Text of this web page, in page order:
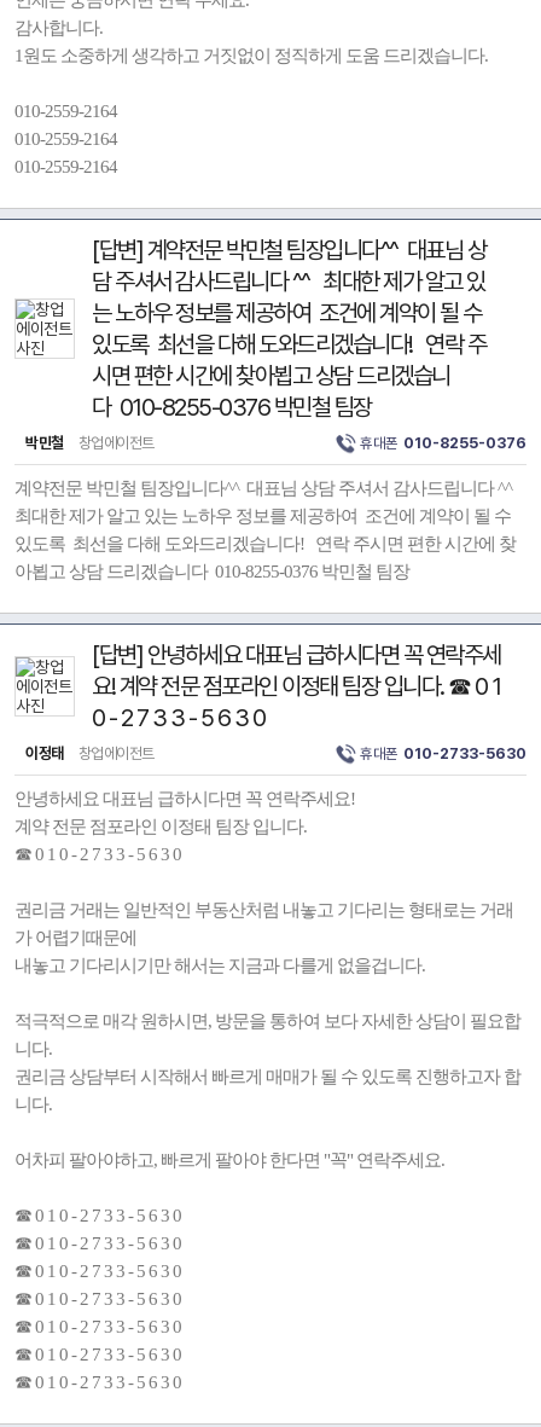
감사합니다.
1원도 소중하게 생각하고 거짓없이 정직하게 도움 드리겠습니다.
010-2559-2164
010-2559-2164
010-2559-2164
[답변] 계약전문 박민철 팀장입니다^^ 대표님 상
담 주셔서 감사드립니다 ^^ 최대한 제가 알고 있
는 노하우 정보를 제공하여 조건에 계약이 될 수
있도록 최선을 다해 도와드리겠습니다! 연락 주
시면 편한 시간에 찾아뵙고 상담 드리겠습니
다 010-8255-0376 박민철 팀장
박민철 창업에이전트 휴대폰 010-8255-0376
계약전문 박민철 팀장입니다^^ 대표님 상담 주셔서 감사드립니다 ^^
최대한 제가 알고 있는 노하우 정보를 제공하여 조건에 계약이 될 수
있도록 최선을 다해 도와드리겠습니다! 연락 주시면 편한 시간에 찾
아뵙고 상담 드리겠습니다 010-8255-0376 박민철 팀장
[답변] 안녕하세요 대표님 급하시다면 꼭 연락주세
요! 계약 전문 점포라인 이정태 팀장 입니다. ☎ 0 1
0 - 2 7 3 3 - 5 6 3 0
이정태 창업에이전트 휴대폰 010-2733-5630
안녕하세요 대표님 급하시다면 꼭 연락주세요!
계약 전문 점포라인 이정태 팀장 입니다.
☎ 0 1 0 - 2 7 3 3 - 5 6 3 0
권리금 거래는 일반적인 부동산처럼 내놓고 기다리는 형태로는 거래
가 어렵기때문에
내놓고 기다리시기만 해서는 지금과 다를게 없을겁니다.
적극적으로 매각 원하시면, 방문을 통하여 보다 자세한 상담이 필요합
니다.
권리금 상담부터 시작해서 빠르게 매매가 될 수 있도록 진행하고자 합
니다.
어차피 팔아야하고, 빠르게 팔아야 한다면 "꼭" 연락주세요.
☎ 0 1 0 - 2 7 3 3 - 5 6 3 0
☎ 0 1 0 - 2 7 3 3 - 5 6 3 0
☎ 0 1 0 - 2 7 3 3 - 5 6 3 0
☎ 0 1 0 - 2 7 3 3 - 5 6 3 0
☎ 0 1 0 - 2 7 3 3 - 5 6 3 0
☎ 0 1 0 - 2 7 3 3 - 5 6 3 0
☎ 0 1 0 - 2 7 3 3 - 5 6 3 0